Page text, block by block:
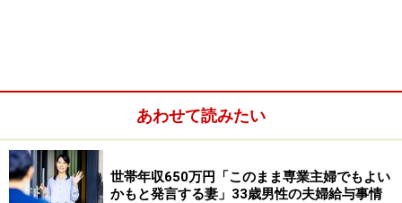
国内投信：約2000万円
国内債権：約300万円
あわせて読みたい
世帯年収650万円「このまま専業主婦でもよい
かもと発言する妻」33歳男性の夫婦給与事情